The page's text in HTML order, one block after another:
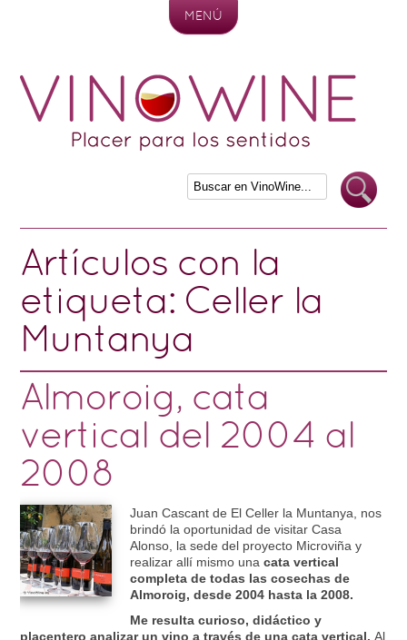
MENÚ
Artículos con la
etiqueta: Celler la
Muntanya
Almoroig, cata
vertical del 2004 al
2008
Juan Cascant de El Celler la Muntanya, nos
brindó la oportunidad de visitar Casa
Alonso, la sede del proyecto Microviña y
realizar allí mismo unacata vertical
completa de todas las cosechas de
Almoroig, desde 2004 hasta la 2008.
Me resulta curioso, didáctico y
placentero analizar un vino a través de una cata vertical.Al